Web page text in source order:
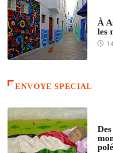
À
les
ENVOYE SPECIAL